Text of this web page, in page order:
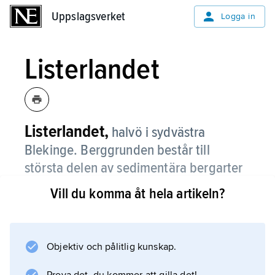
Uppslagsverket Logga in
Listerlandet
Listerlandet, halvö i sydvästra
Blekinge. Berggrunden består till
största delen av sedimentära bergarter
där urberget sticker upp, t.ex. vid
Listershuvud, 84 m ö.h.
utvecklingshistoria efter senaste istiden, finns
Vill du komma åt hela artikeln?
Objektiv och pålitlig kunskap.